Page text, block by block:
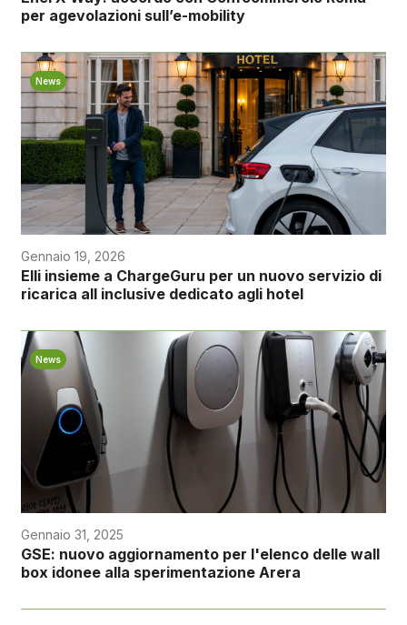
per agevolazioni sull’e-mobility
News
Gennaio 19, 2026
Elli insieme a ChargeGuru per un nuovo servizio di
ricarica all inclusive dedicato agli hotel
News
Gennaio 31, 2025
GSE: nuovo aggiornamento per l'elenco delle wall
box idonee alla sperimentazione Arera